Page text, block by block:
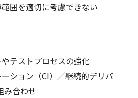
囲を適切に考慮できない
テストプロセスの強化
ション（CI）／継続的デリバ
み合わせ